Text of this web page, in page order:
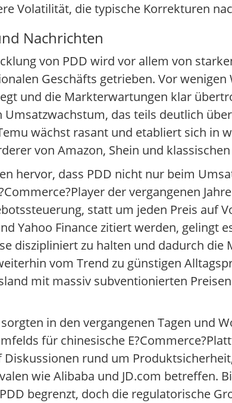
Volatilität, die typische Korrekturen
Nachrichten
von PDD wird vor allem von
Geschäfts getrieben. Vor
und die Markterwartungen klar
Umsatzwachstum, das teils deutlich
wächst rasant und etabliert sich in
von Amazon, Shein und
hervor, dass PDD nicht nur beim
der vergangenen
statt um jeden Preis auf
Yahoo Finance zitiert werden, gelingt
diszipliniert zu halten und dadurch
vom Trend zu günstigen
mit massiv subventionierten
in den vergangenen Tagen und
für chinesische
Diskussionen rund um
wie Alibaba und JD.com betreffen.
begrenzt, doch die regulatorische